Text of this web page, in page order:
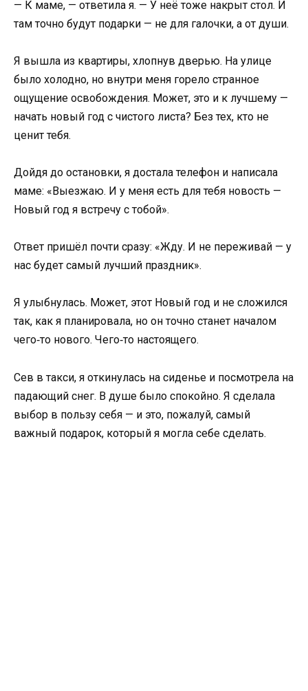
— К маме, — ответила я. — У неё тоже накрыт стол. И
там точно будут подарки — не для галочки, а от души.
Я вышла из квартиры, хлопнув дверью. На улице
было холодно, но внутри меня горело странное
ощущение освобождения. Может, это и к лучшему —
начать новый год с чистого листа? Без тех, кто не
ценит тебя.
Дойдя до остановки, я достала телефон и написала
маме: «Выезжаю. И у меня есть для тебя новость —
Новый год я встречу с тобой».
Ответ пришёл почти сразу: «Жду. И не переживай — у
нас будет самый лучший праздник».
Я улыбнулась. Может, этот Новый год и не сложился
так, как я планировала, но он точно станет началом
чего‑то нового. Чего‑то настоящего.
Сев в такси, я откинулась на сиденье и посмотрела на
падающий снег. В душе было спокойно. Я сделала
выбор в пользу себя — и это, пожалуй, самый
важный подарок, который я могла себе сделать.